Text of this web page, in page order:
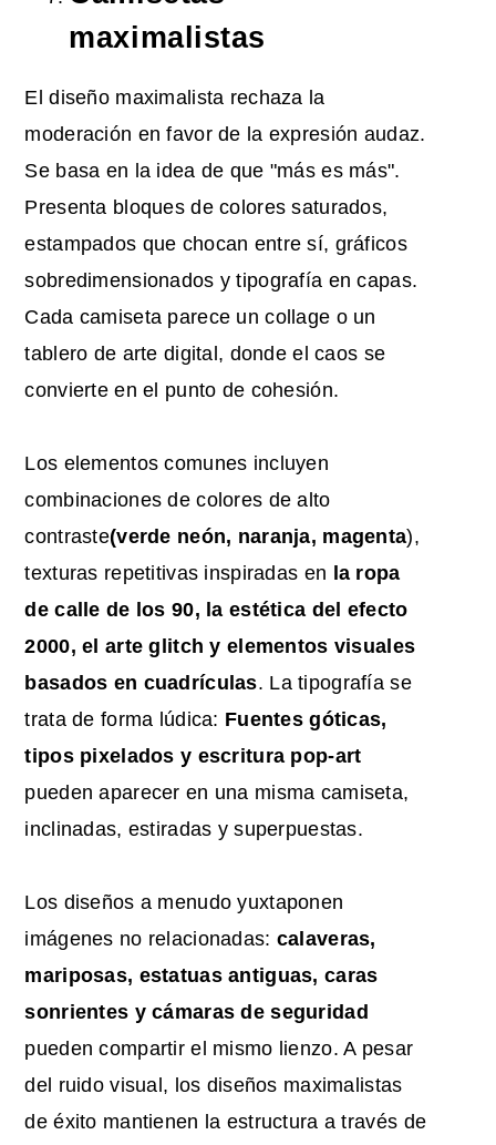
maximalistas
El diseño maximalista rechaza la
moderación en favor de la expresión audaz.
Se basa en la idea de que "más es más".
Presenta bloques de colores saturados,
estampados que chocan entre sí, gráficos
sobredimensionados y tipografía en capas.
Cada camiseta parece un collage o un
tablero de arte digital, donde el caos se
convierte en el punto de cohesión.
Los elementos comunes incluyen
combinaciones de colores de alto
contraste(verde neón, naranja, magenta),
texturas repetitivas inspiradas en la ropa
de calle de los 90, la estética del efecto
2000, el arte glitch y elementos visuales
basados en cuadrículas. La tipografía se
trata de forma lúdica: Fuentes góticas,
tipos pixelados y escritura pop-art
pueden aparecer en una misma camiseta,
inclinadas, estiradas y superpuestas.
Los diseños a menudo yuxtaponen
imágenes no relacionadas: calaveras,
mariposas, estatuas antiguas, caras
sonrientes y cámaras de seguridad
pueden compartir el mismo lienzo. A pesar
del ruido visual, los diseños maximalistas
de éxito mantienen la estructura a través de